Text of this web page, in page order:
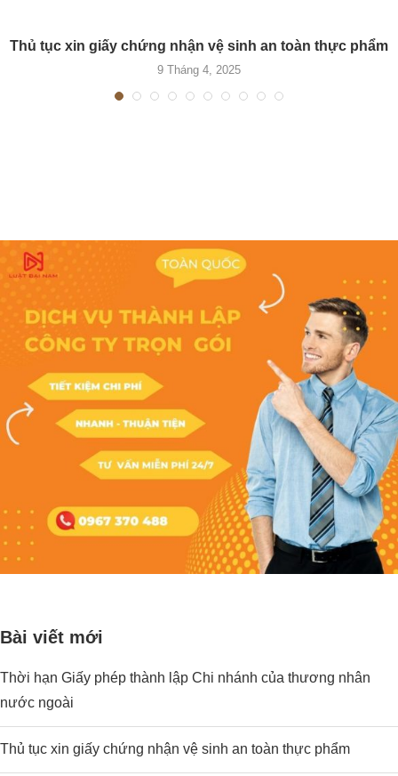
Thủ tục xin giấy chứng nhận vệ sinh an toàn thực phẩm
9 Tháng 4, 2025
Bài viết mới
Thời hạn Giấy phép thành lập Chi nhánh của thương nhân
nước ngoài
Thủ tục xin giấy chứng nhận vệ sinh an toàn thực phẩm